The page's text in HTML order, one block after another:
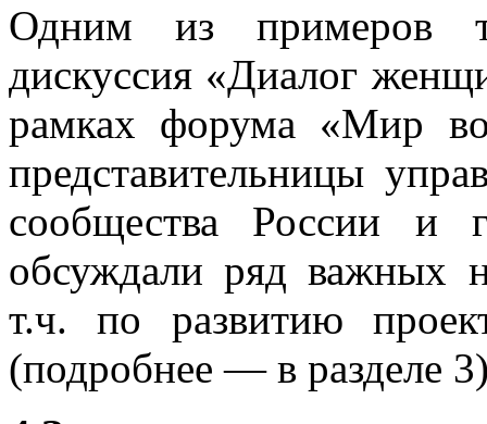
Одним из примеров
дискуссия «Диалог
рамках форума «Мир
представительницы
сообщества России и
обсуждали ряд важных
т.ч. по развитию
(подробнее — в разделе